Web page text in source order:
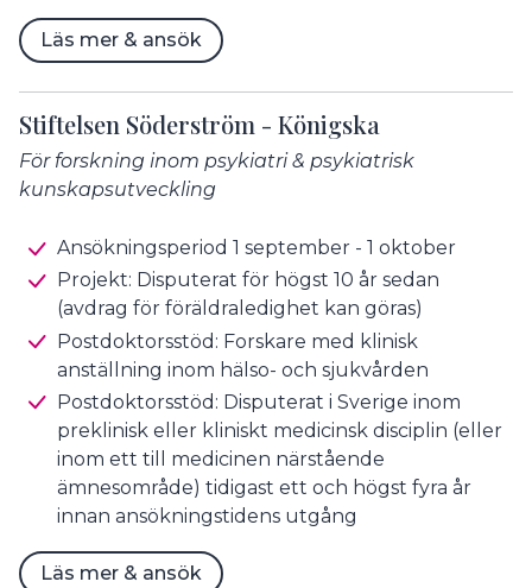
Läs mer & ansök
Stiftelsen Söderström - Königska
För forskning inom psykiatri & psykiatrisk
kunskapsutveckling
Ansökningsperiod 1 september - 1 oktober
Projekt: Disputerat för högst 10 år sedan
(avdrag för föräldraledighet kan göras)
Postdoktorsstöd: Forskare med klinisk
anställning inom hälso- och sjukvården
Postdoktorsstöd: Disputerat i Sverige inom
preklinisk eller kliniskt medicinsk disciplin (eller
inom ett till medicinen närstående
ämnesområde) tidigast ett och högst fyra år
innan ansökningstidens utgång
Läs mer & ansök